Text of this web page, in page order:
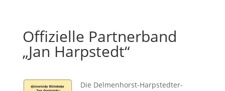
Offizielle Partnerband
„Jan Harpstedt“
Die Delmenhorst-Harpstedter-